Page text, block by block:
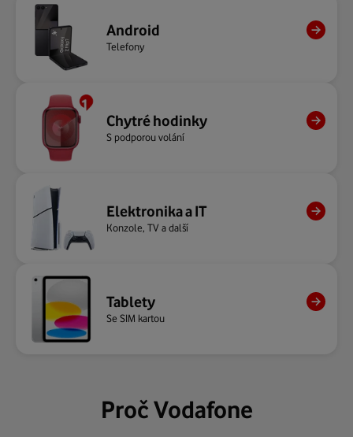
Android
Telefony
Chytré hodinky
S podporou volání
Elektronika a IT
Konzole, TV a další
Tablety
Se SIM kartou
Proč Vodafone